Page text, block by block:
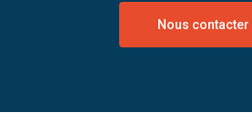
Nous contacter